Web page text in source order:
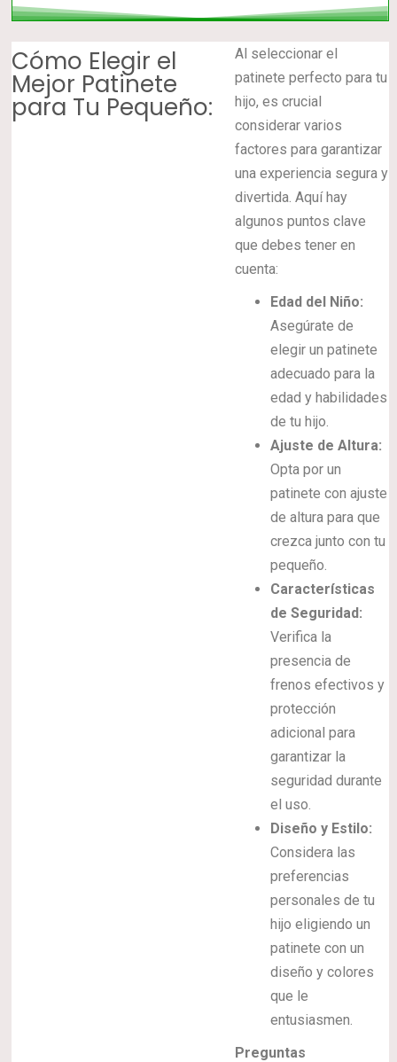
Cómo Elegir el
Mejor Patinete
para Tu Pequeño:
Al seleccionar el
patinete perfecto para tu
hijo, es crucial
considerar varios
factores para garantizar
una experiencia segura y
divertida. Aquí hay
algunos puntos clave
que debes tener en
cuenta:
Edad del Niño:
Asegúrate de
elegir un patinete
adecuado para la
edad y habilidades
de tu hijo.
Ajuste de Altura:
Opta por un
patinete con ajuste
de altura para que
crezca junto con tu
pequeño.
Características
de Seguridad:
Verifica la
presencia de
frenos efectivos y
protección
adicional para
garantizar la
seguridad durante
el uso.
Diseño y Estilo:
Considera las
preferencias
personales de tu
hijo eligiendo un
patinete con un
diseño y colores
que le
entusiasmen.
Preguntas